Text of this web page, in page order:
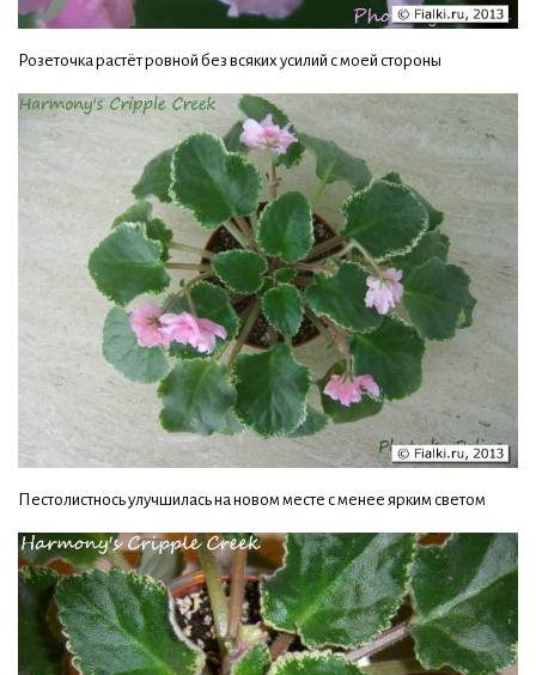
Розеточка растёт ровной без всяких усилий с моей стороны
Пестолистнось улучшилась на новом месте с менее ярким светом